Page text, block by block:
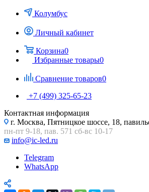
Колумбус
Личный кабинет
Корзина0
Избранные товары0
Сравнение товаров0
+7 (499) 325-65-23
Контактная информация
г. Москва, Пятницкое шоссе, 18,
пн-пт 9-18, пав. 571 сб-вс 10-17
info@ic-led.ru
Telegram
WhatsApp